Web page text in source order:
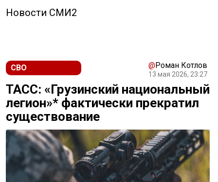
Новости СМИ2
СВО @Роман Котлов
13 мая 2026, 23:27
ТАСС: «Грузинский национальный
легион»* фактически прекратил
существование